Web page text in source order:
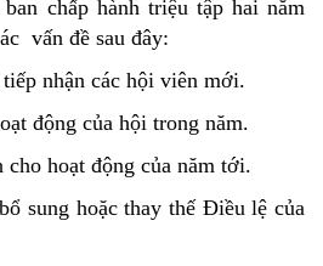
chấp hành triệu tập hai năm
vấn đề sau đây:
nhận các hội viên mới.
động của hội trong năm.
hoạt động của năm tới.
sung hoặc thay thế Điều lệ của